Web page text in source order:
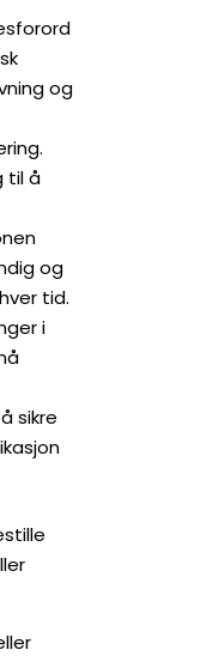
og
til å
og
tid.
i
sikre